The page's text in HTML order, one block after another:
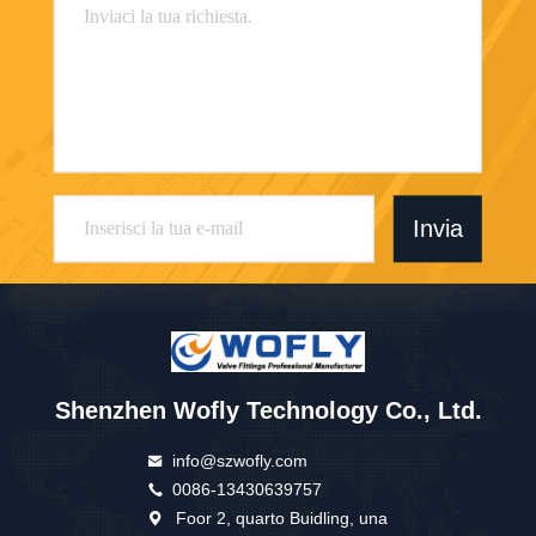
Invia
Shenzhen Wofly Technology Co., Ltd.
info@szwofly.com
0086-13430639757
Foor 2, quarto Buidling, una